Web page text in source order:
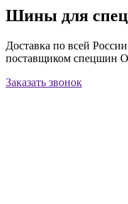
Шины для
Доставка по всей
поставщиком
Заказать звонок